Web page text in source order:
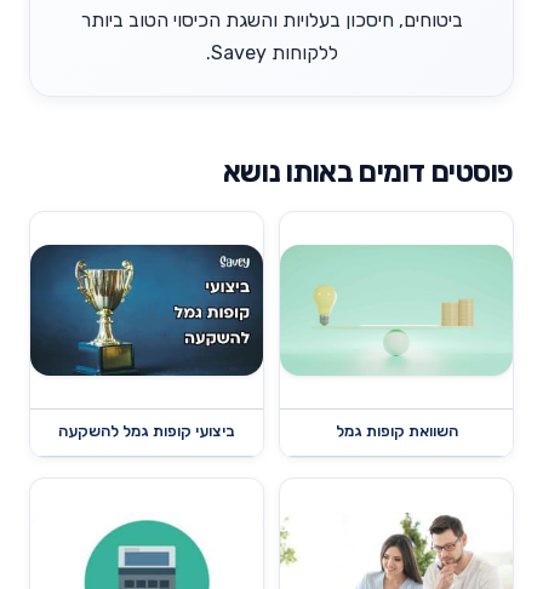
ביטוחים, חיסכון בעלויות והשגת הכיסוי הטוב ביותר
ללקוחות Savey.
פוסטים דומים באותו נושא
השוואת קופות גמל ביצועי קופות גמל להשקעה